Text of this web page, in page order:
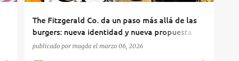
The Fitzgerald Co. da un paso más allá de las
burgers: nueva identidad y nueva propuesta
gastronómica
publicado por magda el marzo 06, 2026